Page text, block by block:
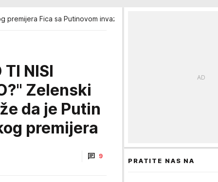
Fica sa Putinovom invazijom na Ukrajinu
TI NISI
Zelenski
da je Putin
premijera
9
PRATITE NAS NA